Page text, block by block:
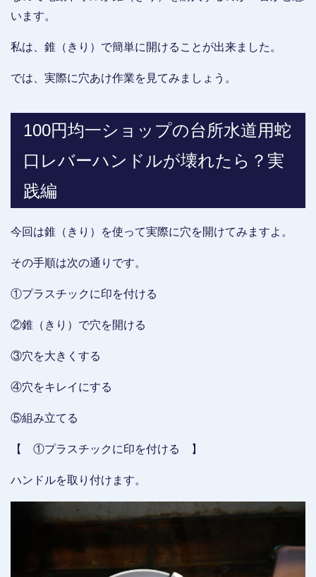
います。
私は、錐（きり）で簡単に開けることが出来ました。
では、実際に穴あけ作業を見てみましょう。
100円均一ショップの台所水道用蛇
口レバーハンドルが壊れたら？実
践編
今回は錐（きり）を使って実際に穴を開けてみますよ。
その手順は次の通りです。
①プラスチックに印を付ける
②錐（きり）で穴を開ける
③穴を大きくする
④穴をキレイにする
⑤組み立てる
【 ①プラスチックに印を付ける 】
ハンドルを取り付けます。